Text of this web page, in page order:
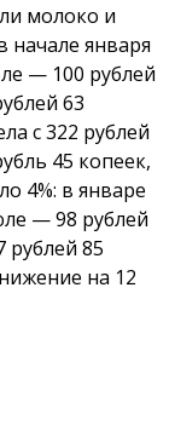
молоко и
начале января
— 100 рублей
63
с 322 рублей
45 копеек,
4%: в январе
— 98 рублей
рублей 85
на 12